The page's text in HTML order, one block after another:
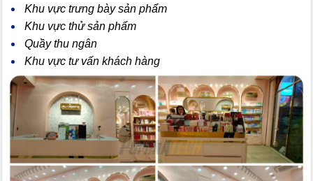
Khu vực trưng bày sản phẩm
Khu vực thử sản phẩm
Quầy thu ngân
Khu vực tư vấn khách hàng